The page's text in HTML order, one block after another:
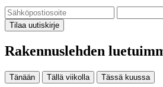
Tilaa uutiskirje
Rakennuslehden
Tänään Tällä viikolla Tässä kuussa